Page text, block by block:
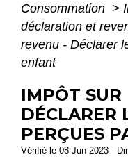
Consommation >
déclaration et
revenu - Déclarer
enfant
IMPÔT SUR
DÉCLARER
PERÇUES
Vérifié le 08 Jun 2023 -